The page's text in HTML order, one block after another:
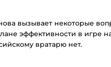
вызывает некоторые
эффективности в игре
вратарю нет.